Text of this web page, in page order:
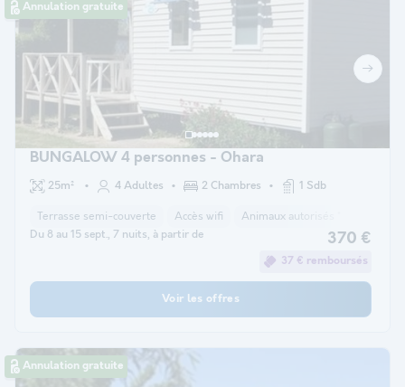
Annulation gratuite
BUNGALOW 4 personnes - Ohara
25m² 4 Adultes 2 Chambres 1 Sdb
Terrasse semi-couverte Accès wifi Animaux autorisés *
Du 8 au 15 sept., 7 nuits, à partir de 370 €
37 € remboursés
Voir les offres
Annulation gratuite